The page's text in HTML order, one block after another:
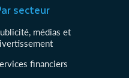
secteur
médias et
financiers